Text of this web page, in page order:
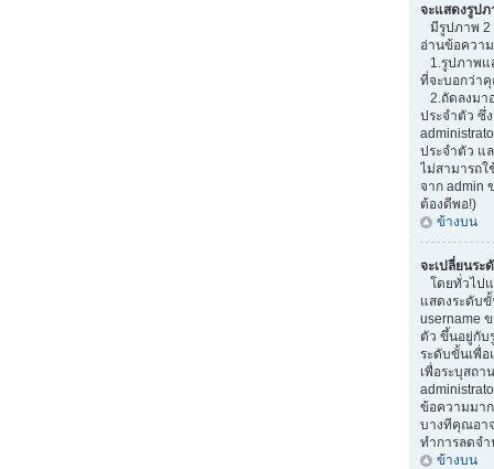
จะแสดงรูปภ
มีรูปภาพ 2
อ่านข้อควา
1.รูปภาพแ
ที่จะบอกว่า
2.ถัดลงมา
ประจำตัว ซึ่
ประจำตัว แ
ไม่สามารถ
จาก admin
ต้องดีพอ!)
ข้างบน
จะเปลี่ยนระ
โดยทั่วไป
แสดงระดับ
username
ตัว ขึ้นอยู่กั
ระดับขั้นเพื่
เพื่อระบุสถา
ข้อความมาก
บางทีคุณอาจ
ทำการลดจ
ข้างบน